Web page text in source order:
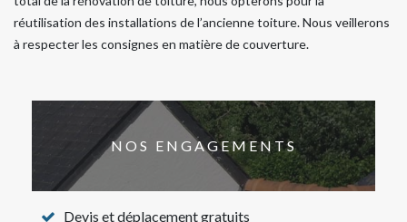
réutilisation des installations de l’ancienne toiture. Nous veillerons
à respecter les consignes en matière de couverture.
NOS ENGAGEMENTS
Devis et déplacement gratuits